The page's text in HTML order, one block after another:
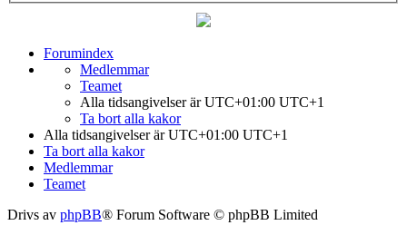
Forumindex
Medlemmar
Teamet
Alla tidsangivelser är UTC+01:00 UTC+1
Ta bort alla kakor
Alla tidsangivelser är UTC+01:00 UTC+1
Ta bort alla kakor
Medlemmar
Teamet
Drivs av phpBB® Forum Software © phpBB Limited